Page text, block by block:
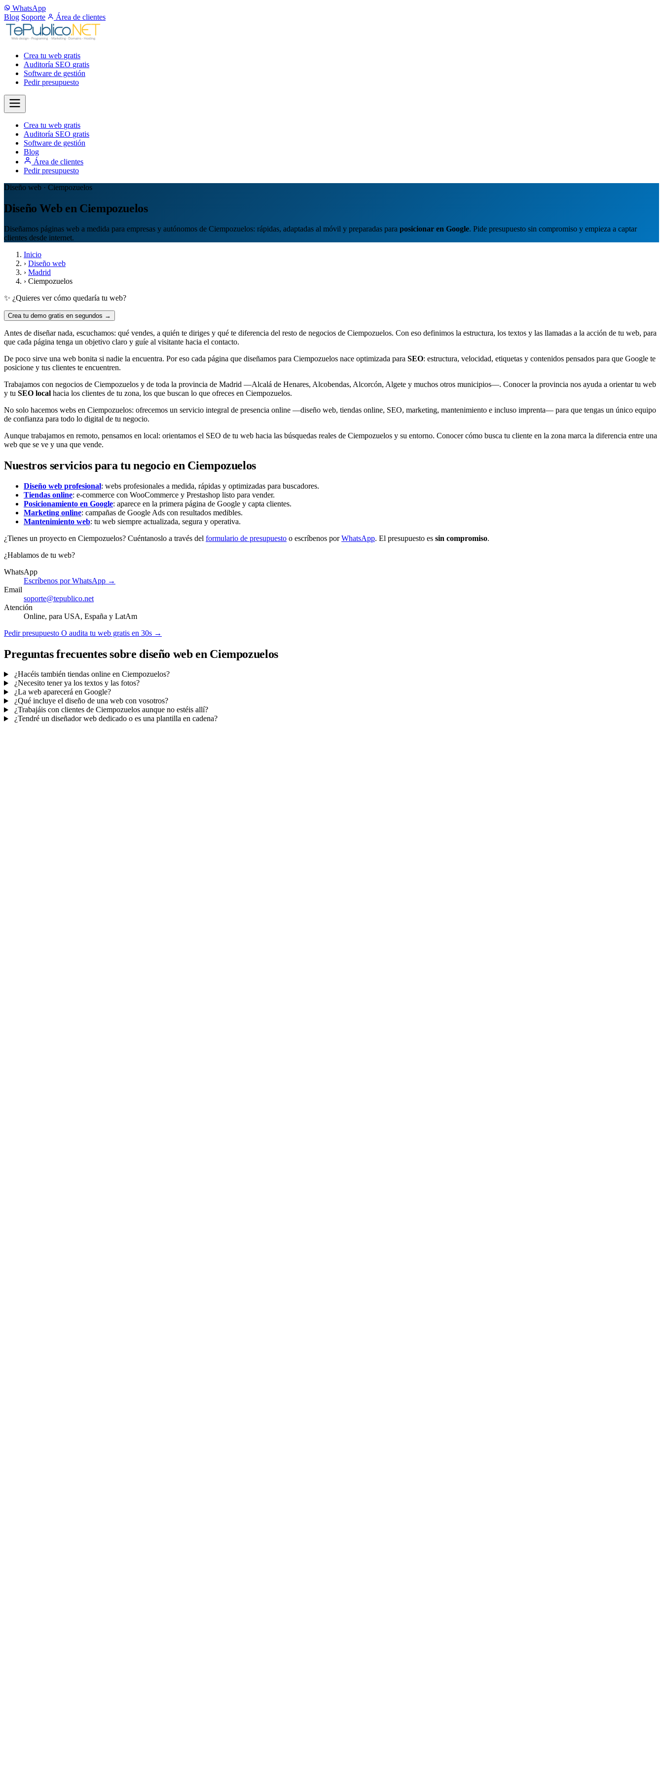
WhatsApp
Blog Soporte Área de clientes
Crea tu web gratis
Auditoría SEO gratis
Software de gestión
Pedir presupuesto
Crea tu web gratis
Auditoría SEO gratis
Software de gestión
Blog
Área de clientes
Pedir presupuesto
Diseño web · Ciempozuelos
Diseño Web en Ciempozuelos
Diseñamos páginas web a medida para empresas y autónomos de Ciempozuelos: rápidas, adaptadas al móvil y preparadas para posicionar en Google. Pide presupuesto sin compromiso y empieza a captar
clientes desde internet.
Inicio
› Diseño web
› Madrid
› Ciempozuelos
✨ ¿Quieres ver cómo quedaría tu web?
Crea tu demo gratis en segundos →
Antes de diseñar nada, escuchamos: qué vendes, a quién te diriges y qué te diferencia del resto de negocios de Ciempozuelos. Con eso definimos la estructura, los textos y las llamadas a la acción de tu web, para
que cada página tenga un objetivo claro y guíe al visitante hacia el contacto.
De poco sirve una web bonita si nadie la encuentra. Por eso cada página que diseñamos para Ciempozuelos nace optimizada para SEO: estructura, velocidad, etiquetas y contenidos pensados para que Google te
posicione y tus clientes te encuentren.
Trabajamos con negocios de Ciempozuelos y de toda la provincia de Madrid —Alcalá de Henares, Alcobendas, Alcorcón, Algete y muchos otros municipios—. Conocer la provincia nos ayuda a orientar tu web
y tu SEO local hacia los clientes de tu zona, los que buscan lo que ofreces en Ciempozuelos.
No solo hacemos webs en Ciempozuelos: ofrecemos un servicio integral de presencia online —diseño web, tiendas online, SEO, marketing, mantenimiento e incluso imprenta— para que tengas un único equipo
de confianza para todo lo digital de tu negocio.
Aunque trabajamos en remoto, pensamos en local: orientamos el SEO de tu web hacia las búsquedas reales de Ciempozuelos y su entorno. Conocer cómo busca tu cliente en la zona marca la diferencia entre una
web que se ve y una que vende.
Nuestros servicios para tu negocio en Ciempozuelos
Diseño web profesional: webs profesionales a medida, rápidas y optimizadas para buscadores.
Tiendas online: e-commerce con WooCommerce y Prestashop listo para vender.
Posicionamiento en Google: aparece en la primera página de Google y capta clientes.
Marketing online: campañas de Google Ads con resultados medibles.
Mantenimiento web: tu web siempre actualizada, segura y operativa.
¿Tienes un proyecto en Ciempozuelos? Cuéntanoslo a través del formulario de presupuesto o escríbenos porWhatsApp. El presupuesto es sin compromiso.
¿Hablamos de tu web?
WhatsApp
Escríbenos por WhatsApp →
Email
soporte@tepublico.net
Atención
Online, para USA, España y LatAm
Pedir presupuesto O audita tu web gratis en 30s →
Preguntas frecuentes sobre diseño web en Ciempozuelos
¿Hacéis también tiendas online en Ciempozuelos?
¿Necesito tener ya los textos y las fotos?
¿La web aparecerá en Google?
¿Qué incluye el diseño de una web con vosotros?
¿Trabajáis con clientes de Ciempozuelos aunque no estéis allí?
¿Tendré un diseñador web dedicado o es una plantilla en cadena?